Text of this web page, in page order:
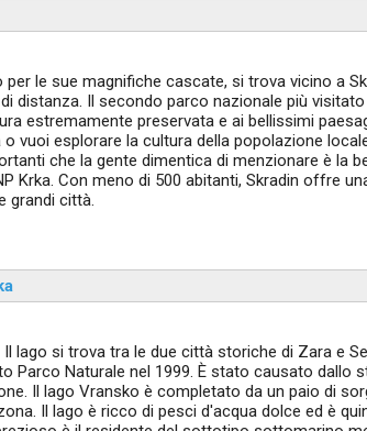
le sue magnifiche cascate, si trova vicino a
distanza. Il secondo parco nazionale più
estremamente preservata e ai bellissimi
vuoi esplorare la cultura della popolazione
che la gente dimentica di menzionare è la
Krka. Con meno di 500 abitanti, Skradin offre
grandi città.
Il lago si trova tra le due città storiche di Zara e
Parco Naturale nel 1999. È stato causato dallo
Il lago Vransko è completato da un paio di
Il lago è ricco di pesci d'acqua dolce ed è